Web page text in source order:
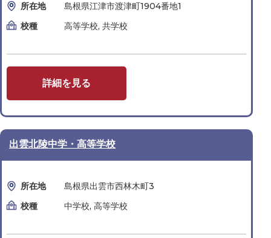
所在地
島根県江津市渡津町1904番地1
校種
高等学校, 共学校
詳細を見る
出雲北陵中学・高等学校
所在地
島根県出雲市西林木町3
校種
中学校, 高等学校